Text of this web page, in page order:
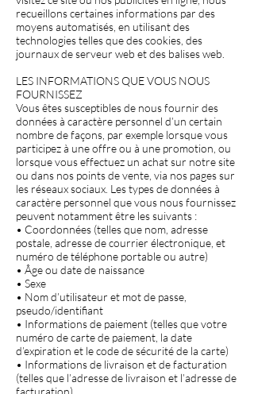
recueillons certaines informations par des
moyens automatisés, en utilisant des
technologies telles que des cookies, des
journaux de serveur web et des balises web.
LES INFORMATIONS QUE VOUS NOUS
FOURNISSEZ
Vous êtes susceptibles de nous fournir des
données à caractère personnel d’un certain
nombre de façons, par exemple lorsque vous
participez à une offre ou à une promotion, ou
lorsque vous effectuez un achat sur notre site
ou dans nos points de vente, via nos pages sur
les réseaux sociaux. Les types de données à
caractère personnel que vous nous fournissez
peuvent notamment être les suivants :
• Coordonnées (telles que nom, adresse
postale, adresse de courrier électronique, et
numéro de téléphone portable ou autre)
• Âge ou date de naissance
• Sexe
• Nom d’utilisateur et mot de passe,
pseudo/identifiant
• Informations de paiement (telles que votre
numéro de carte de paiement, la date
d’expiration et le code de sécurité de la carte)
• Informations de livraison et de facturation
(telles que l’adresse de livraison et l’adresse de
facturation)